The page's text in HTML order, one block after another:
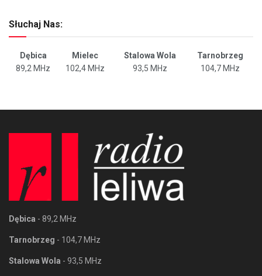
Słuchaj Nas:
Dębica Mielec Stalowa Wola
Tarnobrzeg
89,2 MHz
102,4 MHz 93,5 MHz 104,7 MHz
Dębica - 89,2 MHz
Tarnobrzeg - 104,7 MHz
Stalowa Wola - 93,5 MHz